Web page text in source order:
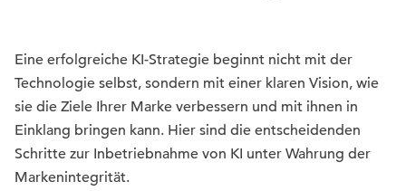
Eine erfolgreiche KI-Strategie beginnt nicht mit der
Technologie selbst, sondern mit einer klaren Vision, wie
sie die Ziele Ihrer Marke verbessern und mit ihnen in
Einklang bringen kann. Hier sind die entscheidenden
Schritte zur Inbetriebnahme von KI unter Wahrung der
Markenintegrität.